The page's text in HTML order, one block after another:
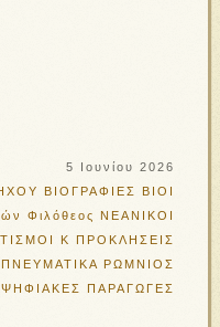
5 Ιουνίου 2026
ΒΙΟΓΡΑΦΙΕΣ
ΒΙΟΙ
Φιλόθεος ΝΕΑΝΙΚΟΙ
Κ ΠΡΟΚΛΗΣΕΙΣ
ΠΝΕΥΜΑΤΙΚΑ ΡΩΜΝΙΟΣ
ΨΗΦΙΑΚΕΣ ΠΑΡΑΓΩΓΕΣ